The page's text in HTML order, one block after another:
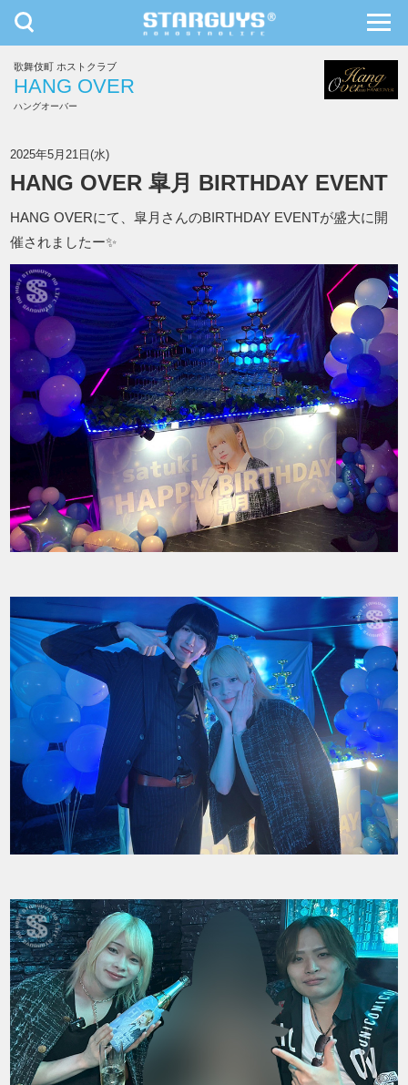
九州・沖縄 北海道・東北
toggle
navigation
歌舞伎町 ホストクラブ
HANG OVER
ハングオーバー
2025年5月21日(水)
HANG OVER 皐月 BIRTHDAY EVENT
HANG OVERにて、皐月さんのBIRTHDAY EVENTが盛大に開
催されましたー✨